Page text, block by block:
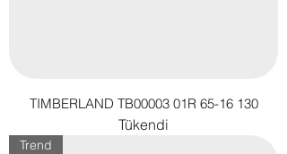
TIMBERLAND TB00003 01R 65-16 130
Tükendi
Trend